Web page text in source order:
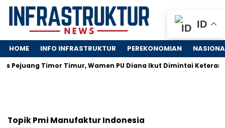
HOME INFO INFRASTRUKTUR PEREKONOMIAN
Pejuang Timor Timur, Wamen PU Diana Ikut Dimintai
TopikPmi Manufaktur Indonesia
ID